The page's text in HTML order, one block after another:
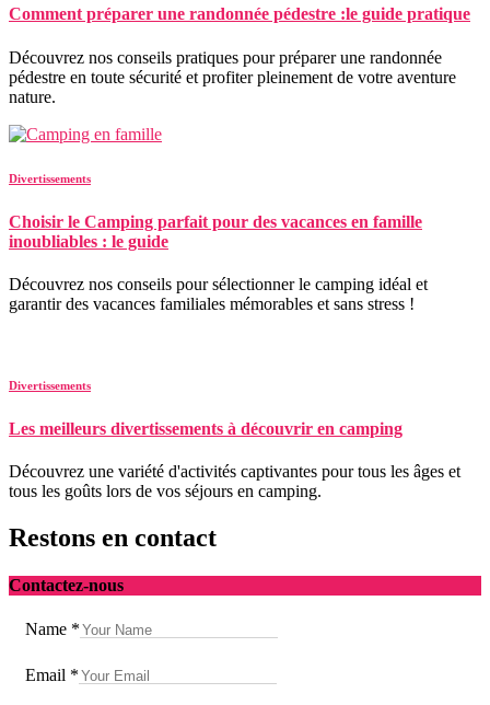
Comment préparer une randonnée pédestre :le guide pratique
Découvrez nos conseils pratiques pour préparer une randonnée
pédestre en toute sécurité et profiter pleinement de votre aventure
nature.
Divertissements
Choisir le Camping parfait pour des vacances en famille
inoubliables : le guide
Découvrez nos conseils pour sélectionner le camping idéal et
garantir des vacances familiales mémorables et sans stress !
Divertissements
Les meilleurs divertissements à découvrir en camping
Découvrez une variété d'activités captivantes pour tous les âges et
tous les goûts lors de vos séjours en camping.
Restons en contact
Contactez-nous
Name *
Email *